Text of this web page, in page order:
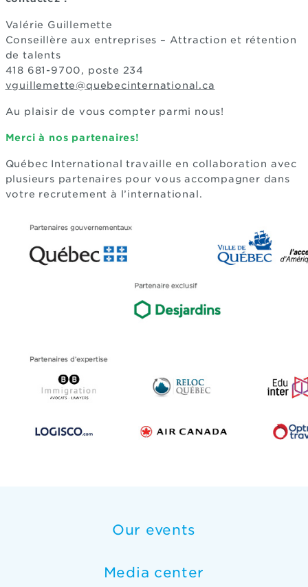
Valérie Guillemette
Conseillère aux entreprises – Attraction et rétention
de talents
418 681-9700, poste 234
vguillemette@quebecinternational.ca
Au plaisir de vous compter parmi nous!
Merci à nos partenaires!
Québec International travaille en collaboration avec
plusieurs partenaires pour vous accompagner dans
votre recrutement à l’international.
Our events
Media center